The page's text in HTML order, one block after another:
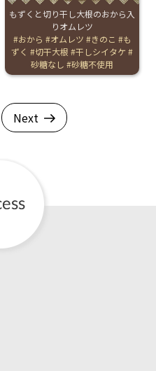
もずくと切り干し大根のおから入
りオムレツ
Tags:
おから オムレツ きのこ
も
ずく
切干大根
干しシイタケ
砂糖なし
砂糖不使用
Next